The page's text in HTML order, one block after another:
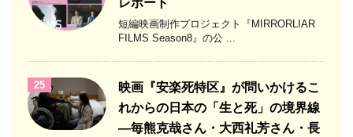
短編映画制作プロジェクト『MIRRORLIAR
FILMS Season8』の公 ...
25
映画『安楽死特区』が問いかけるこ
れからの日本の「生と死」の境界線
―毎熊克哉さん・大西礼芳さん・長